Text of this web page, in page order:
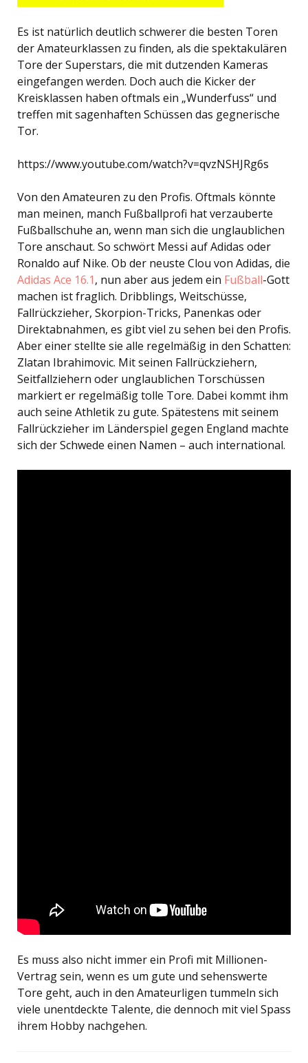
Es ist natürlich deutlich schwerer die besten Toren
der Amateurklassen zu finden, als die spektakulären
Tore der Superstars, die mit dutzenden Kameras
eingefangen werden. Doch auch die Kicker der
Kreisklassen haben oftmals ein „Wunderfuss“ und
treffen mit sagenhaften Schüssen das gegnerische
Tor.
https://www.youtube.com/watch?v=qvzNSHJRg6s
Von den Amateuren zu den Profis. Oftmals könnte
man meinen, manch Fußballprofi hat verzauberte
Fußballschuhe an, wenn man sich die unglaublichen
Tore anschaut. So schwört Messi auf Adidas oder
Ronaldo auf Nike. Ob der neuste Clou von Adidas, die
Adidas Ace 16.1, nun aber aus jedem ein Fußball-Gott
machen ist fraglich. Dribblings, Weitschüsse,
Fallrückzieher, Skorpion-Tricks, Panenkas oder
Direktabnahmen, es gibt viel zu sehen bei den Profis.
Aber einer stellte sie alle regelmäßig in den Schatten:
Zlatan Ibrahimovic. Mit seinen Fallrückziehern,
Seitfallziehern oder unglaublichen Torschüssen
markiert er regelmäßig tolle Tore. Dabei kommt ihm
auch seine Athletik zu gute. Spätestens mit seinem
Fallrückzieher im Länderspiel gegen England machte
sich der Schwede einen Namen – auch international.
Es muss also nicht immer ein Profi mit Millionen-
Vertrag sein, wenn es um gute und sehenswerte
Tore geht, auch in den Amateurligen tummeln sich
viele unentdeckte Talente, die dennoch mit viel Spass
ihrem Hobby nachgehen.